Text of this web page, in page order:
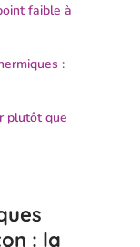
faible à
:
plutôt que
: la